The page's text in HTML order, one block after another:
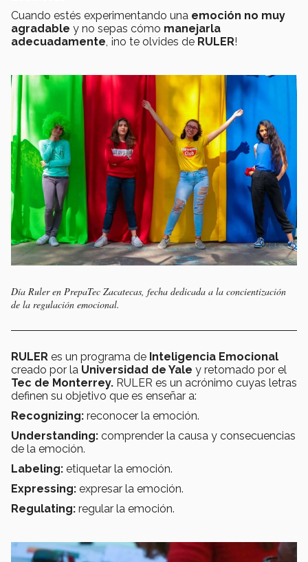
Cuando estés experimentando una emoción no muy
agradable y no sepas cómo manejarla
adecuadamente , ¡no te olvides de RULER!
Día Ruler en PrepaTec Zacatecas, fecha dedicada a la concientización
de la regulación emocional.
RULER es un programa de Inteligencia Emocional
creado por la Universidad de Yale y retomado por el
Tec de Monterrey. RULER es un acrónimo cuyas letras
definen su objetivo que es enseñar a:
Recognizing: reconocer la emoción.
Understanding: comprender la causa y consecuencias
de la emoción.
Labeling: etiquetar la emoción.
Expressing: expresar la emoción.
Regulating: regular la emoción.